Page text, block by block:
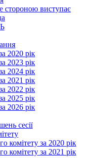
стороною виступає
2020 рік
2023 рік
2024 рік
2021 рік
2022 рік
2025 рік
2026 рік
сесії
комітету за 2020 рік
комітету за 2021 рік